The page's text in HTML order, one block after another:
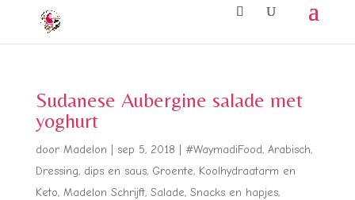
Sudanese Aubergine salade met
yoghurt
door Madelon sep 5, 2018 #WaymadiFood, Arabisch,
Dressing, dips en saus, Groente, Koolhydraatarm en
Keto, Madelon Schrijft, Salade, Snacks en hapjes,